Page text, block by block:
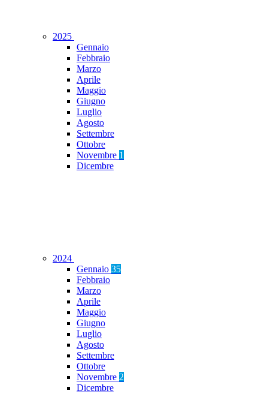
2025
Gennaio
Febbraio
Marzo
Aprile
Maggio
Giugno
Luglio
Agosto
Settembre
Ottobre
Novembre 1
Dicembre
2024
Gennaio 35
Febbraio
Marzo
Aprile
Maggio
Giugno
Luglio
Agosto
Settembre
Ottobre
Novembre 2
Dicembre